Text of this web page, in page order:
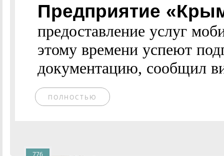
Предприятие
предоставление услуг
этому времени успеют
документацию, сообщил
ПОЛНОСТЬЮ